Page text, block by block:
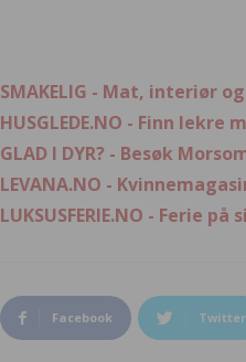
SMAKELIG - Mat, interiør
HUSGLEDE.NO - Finn
GLAD I DYR? - Besøk
LEVANA.NO -
LUKSUSFERIE.NO - Ferie
Facebook Twitter